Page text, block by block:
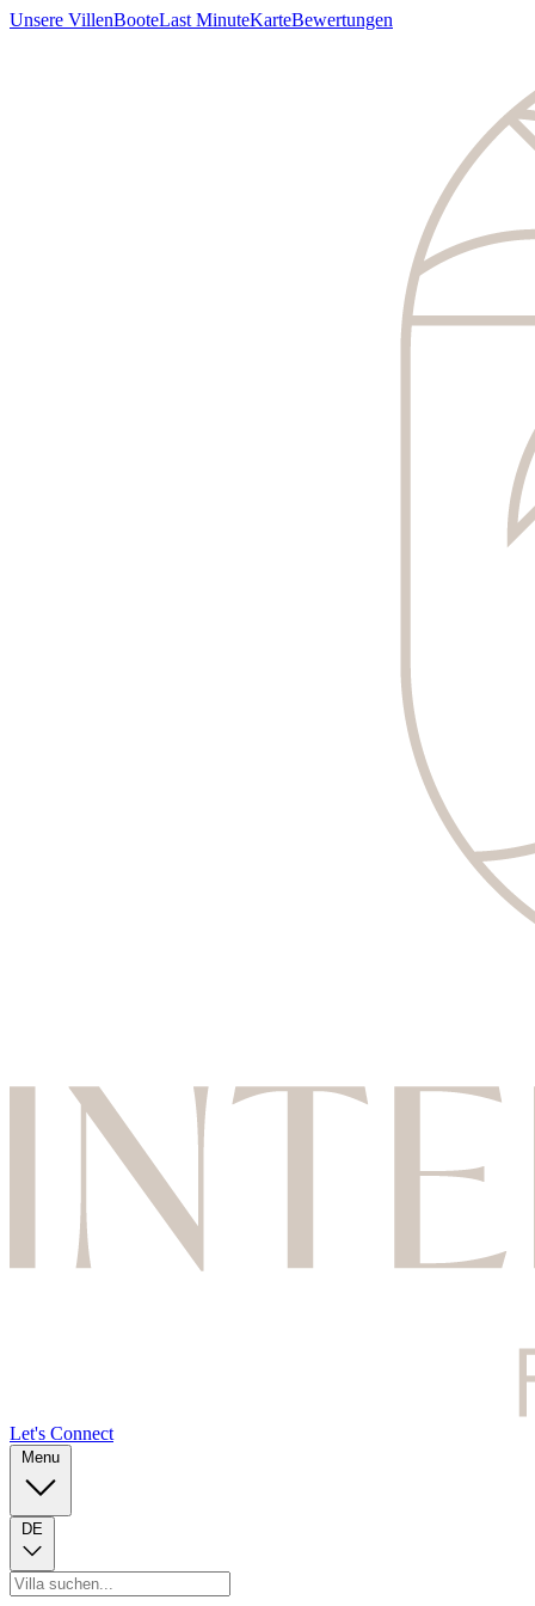
Unsere VillenBooteLast MinuteKarteBewertungen
Let's Connect